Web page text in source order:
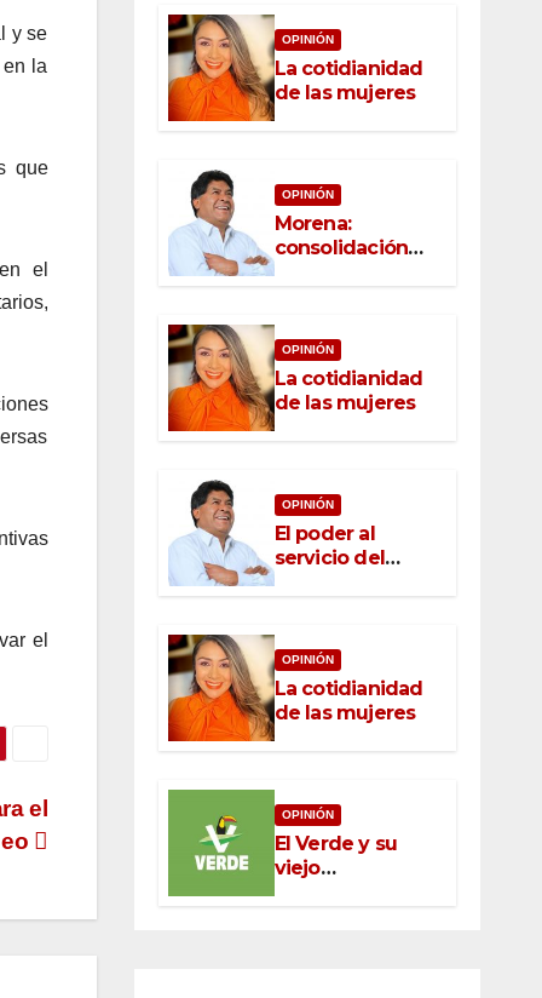
y se
en la
que
el
el
el
OPINIÓN
La cotidianidad
de las mujeres
OPINIÓN
Morena:
consolidación
con raíz, rumbo
OPINIÓN
La cotidianidad
de las mujeres
OPINIÓN
El poder al
servicio del
pueblo: la nueva
México
OPINIÓN
La cotidianidad
de las mujeres
OPINIÓN
El Verde y su
viejo
oportunismo